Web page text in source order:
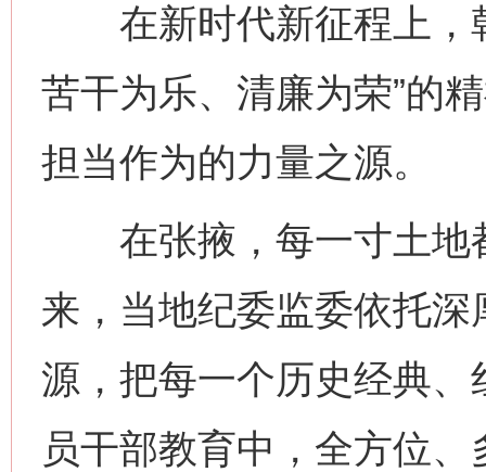
在新时代新征程上，
苦干为乐、清廉为荣”的
担当作为的力量之源。
在张掖，每一寸土地
来，当地纪委监委依托
源，把每一个历史经典
员干部教育中，全方位